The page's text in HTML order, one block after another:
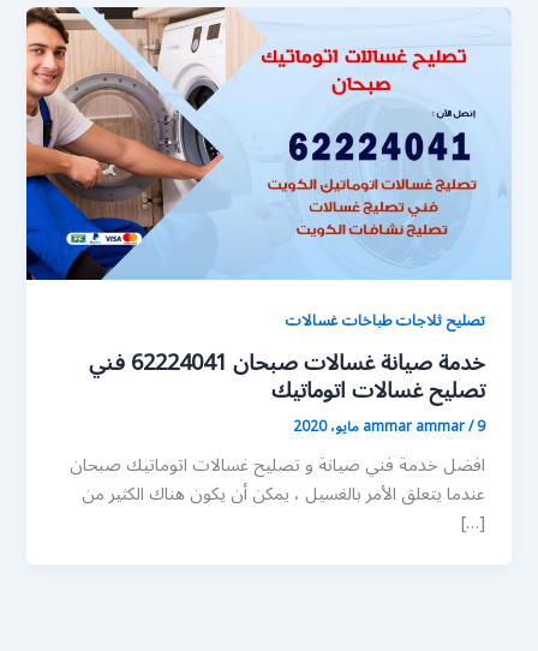
تصليح ثلاجات طباخات غسالات
خدمة صيانة غسالات صبحان 62224041 فني
تصليح غسالات اتوماتيك
ammar ammar/9 مايو، 2020
افضل خدمة فني صيانة و تصليح غسالات اتوماتيك صبحان
عندما يتعلق الأمر بالغسيل ، يمكن أن يكون هناك الكثير من
[…]